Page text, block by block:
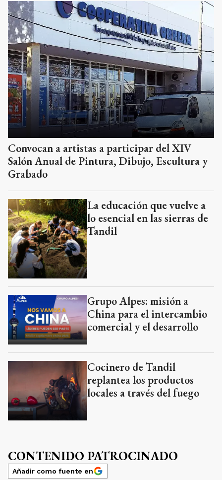
Convocan a artistas a participar del XIV
Salón Anual de Pintura, Dibujo, Escultura y
Grabado
La educación que vuelve a
lo esencial en las sierras de
Tandil
Grupo Alpes: misión a
China para el intercambio
comercial y el desarrollo
Cocinero de Tandil
replantea los productos
locales a través del fuego
CONTENIDO PATROCINADO
Añadir como fuente en